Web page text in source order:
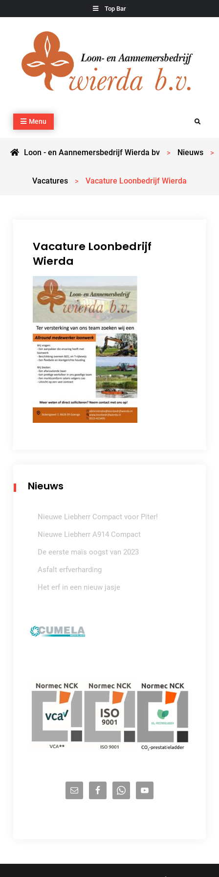
to
Top Bar
Loon – en Aannemersbedrijf Wierda bv
Kraan- en machineverhuur, agrarisch werk, grondverzet,
cultuurtechnisch werk en transport
Menu Search
Loon - en Aannemersbedrijf Wierda bv > Nieuws >
Vacatures > Vacature Loonbedrijf Wierda
Vacature Loonbedrijf
Wierda
Nieuws
Nieuwe Liebherr Compact voor Piter!
Nieuwe Liebherr A914 Compact
De eerste maïs oogst van 2023
Asfalt erfverharding
Het erf in een nieuw jasje